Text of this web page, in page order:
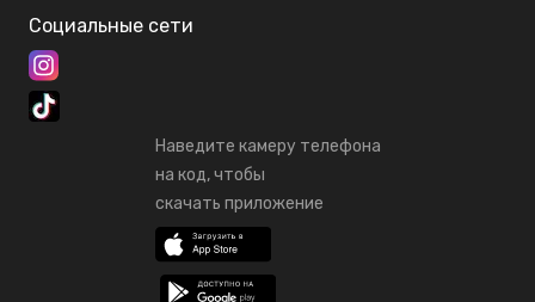
Социальные сети
Наведите камеру телефона
на код, чтобы
скачать приложение